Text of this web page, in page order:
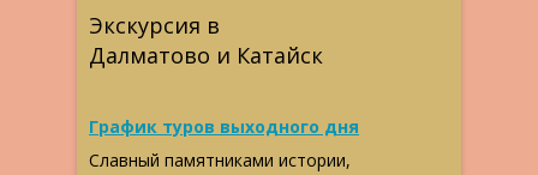
Экскурсия в
Далматово и Катайск
График туров выходного дня
Славный памятниками истории,